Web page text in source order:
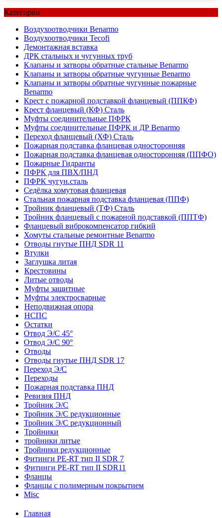
Категории
Воздухоотводчики Benarmo
Воздухоотводчики Tecofi
Демонтажная вставка
ДРК стальных и чугунных труб
Клапаны и затворы обратные стальные Benarmo
Клапаны и затворы обратные чугунные Benarmo
Клапаны и затворы обратные чугунные пожарные
Benarmo
Крест с пожарной подставкой фланцевый (ППКФ)
Крест фланцевый (КФ) Сталь
Муфты соединительные ПФРК
Муфты соединительные ПФРК и ДР Benarmo
Переход фланцевый (ХФ) Сталь
Пожарная подставка фланцевая односторонняя
Пожарная подставка фланцевая односторонняя (ППФО)
Пожарные Гидранты
ПФРК для ПВХ/ПНД
ПФРК чугун.сталь
Седёлка хомутовая фланцевая
Стальная пожарная подставка фланцевая (ППФ)
Тройник фланцевый (ТФ) Сталь
Тройник фланцевый с пожарной подставкой (ППТФ)
Фланцевый виброкомпенсатор гибкий
Хомуты стальные ремонтные Benarmo
Отводы гнутые ПНД SDR 11
Втулки
Заглушка литая
Крестовины
Литые отводы
Муфты защитные
Муфты электросварные
Неподвижная опора
НСПС
Остатки
Отвод Э/С 45°
Отвод Э/С 90°
Отводы
Отводы гнутые ПНД SDR 17
Переход Э/С
Переходы
Пожарная подставка ПНД
Ревизия ПНД
Тройник Э/С
Тройник Э/С редукционные
Тройник Э/С редукционный
Тройники
тройники литые
Тройники редукционные
Фитинги PE-RT тип II SDR 7
Фитинги PE-RT тип II SDR11
Фланцы
Фланцы с полимерным покрытием
Misc
Главная